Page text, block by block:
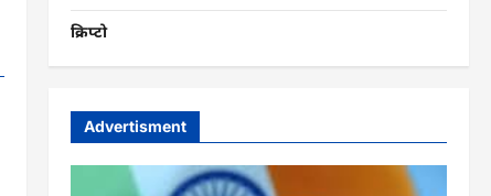
क्रिप्टो
Advertisment